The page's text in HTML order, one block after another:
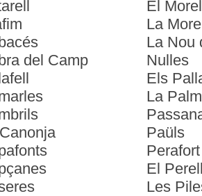
del Camp
El
La
La Nou
Nulles
Els
La
Paüls
Perafort
El
Les